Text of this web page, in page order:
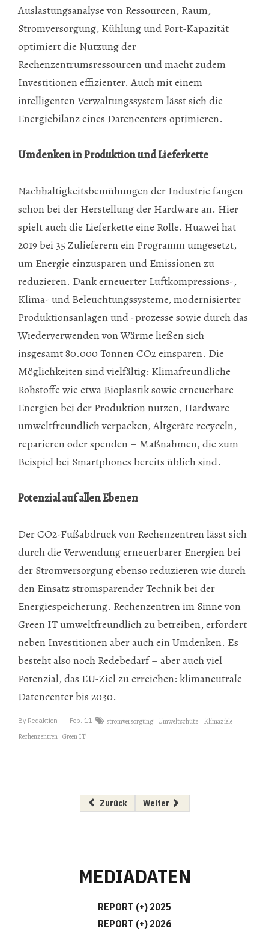
Auslastungsanalyse von Ressourcen, Raum,
Stromversorgung, Kühlung und Port-Kapazität
optimiert die Nutzung der
Rechenzentrumsressourcen und macht zudem
Investitionen effizienter. Auch mit einem
intelligenten Verwaltungssystem lässt sich die
Energiebilanz eines Datencenters optimieren.
Umdenken in Produktion und Lieferkette
Nachhaltigkeitsbemühungen der Industrie fangen
schon bei der Herstellung der Hardware an. Hier
spielt auch die Lieferkette eine Rolle. Huawei hat
2019 bei 35 Zulieferern ein Programm umgesetzt,
um Energie einzusparen und Emissionen zu
reduzieren. Dank erneuerter Luftkompressions-,
Klima- und Beleuchtungssysteme, modernisierter
Produktionsanlagen und -prozesse sowie durch das
Wiederverwenden von Wärme ließen sich
insgesamt 80.000 Tonnen CO2 einsparen. Die
Möglichkeiten sind vielfältig: Klimafreundliche
Rohstoffe wie etwa Bioplastik sowie erneuerbare
Energien bei der Produktion nutzen, Hardware
umweltfreundlich verpacken, Altgeräte recyceln,
reparieren oder spenden – Maßnahmen, die zum
Beispiel bei Smartphones bereits üblich sind.
Potenzial auf allen Ebenen
Der CO2-Fußabdruck von Rechenzentren lässt sich
durch die Verwendung erneuerbarer Energien bei
der Stromversorgung ebenso reduzieren wie durch
den Einsatz stromsparender Technik bei der
Energiespeicherung. Rechenzentren im Sinne von
Green IT umweltfreundlich zu betreiben, erfordert
neben Investitionen aber auch ein Umdenken. Es
besteht also noch Redebedarf – aber auch viel
Potenzial, das EU-Ziel zu erreichen: klimaneutrale
Datencenter bis 2030.
By Redaktion Feb..11 stromversorgung Umweltschutz
Klimaziele
Rechenzentren Green IT
Vorheriger Beitrag: Konica Minolta: Neues
Zurück Nächster Beitrag: msg Plaut
Weiter
MEDIADATEN
REPORT (+) 2025
REPORT (+) 2026